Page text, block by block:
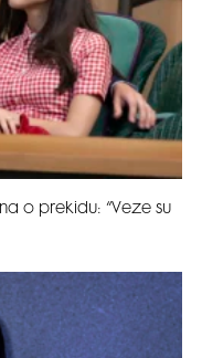
o prekidu: “Veze su